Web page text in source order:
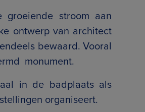
stroom aan
ontwerp van architect
bewaard. Vooral
monument.
in de badplaats als
organiseert.